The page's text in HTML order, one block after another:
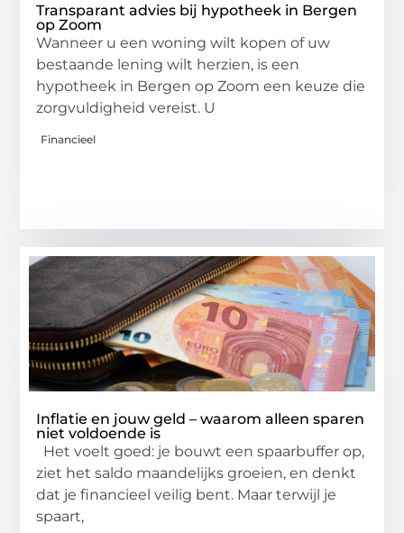
Transparant advies bij hypotheek in Bergen
op Zoom
Wanneer u een woning wilt kopen of uw
bestaande lening wilt herzien, is een
hypotheek in Bergen op Zoom een keuze die
zorgvuldigheid vereist. U
Financieel
Inflatie en jouw geld – waarom alleen sparen
niet voldoende is
Het voelt goed: je bouwt een spaarbuffer op,
ziet het saldo maandelijks groeien, en denkt
dat je financieel veilig bent. Maar terwijl je
spaart,